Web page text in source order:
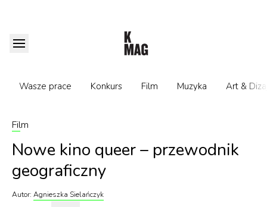
Wasze prace Konkurs Film Muzyka Art &
Film
Nowe kino queer – przewodnik
geograficzny
Autor: Agnieszka Sielańczyk